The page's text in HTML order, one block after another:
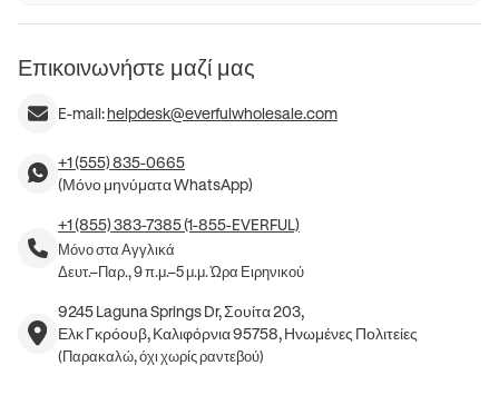
Επικοινωνήστε μαζί μας
E-mail:helpdesk@everfulwholesale.com
+1 (555) 835-0665
(Μόνο μηνύματα WhatsApp)
+1 (855) 383-7385 (1-855-EVERFUL)
Μόνο στα Αγγλικά
Δευτ.–Παρ., 9 π.μ.–5 μ.μ. Ώρα Ειρηνικού
9245 Laguna Springs Dr, Σουίτα 203,
Ελκ Γκρόουβ, Καλιφόρνια 95758, Ηνωμένες Πολιτείες
(Παρακαλώ, όχι χωρίς ραντεβού)